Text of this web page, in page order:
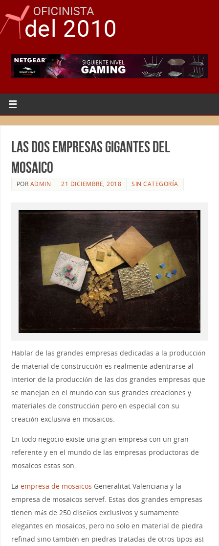
Las dos empresas gigantes del
mosaico
POR ADMIN 21 DICIEMBRE, 2018 SIN CATEGORÍA
Hablar de las grandes empresas dedicadas a la producción
de material de construcción es realmente adentrarse al
interior de la producción de las dos grandes empresas que
se manejan en el mundo con sus grandes creaciones y
materiales de construcción pero en especial con su
creación exclusiva en mosaicos.
En todo negocio existe una gran empresa con un gran
referente y en el mundo de las empresas productoras de
mosaicos estas son:
La empresa de mosaicos Generalitat Valenciana y la
empresa de mosaicos servef. Estas dos grandes empresas
tienen más de 250 diseños exclusivos y sumamente
elegantes en mosaicos, pero no solo en material de piedra
refinad sino también en piedras tratadas de otros tipos así